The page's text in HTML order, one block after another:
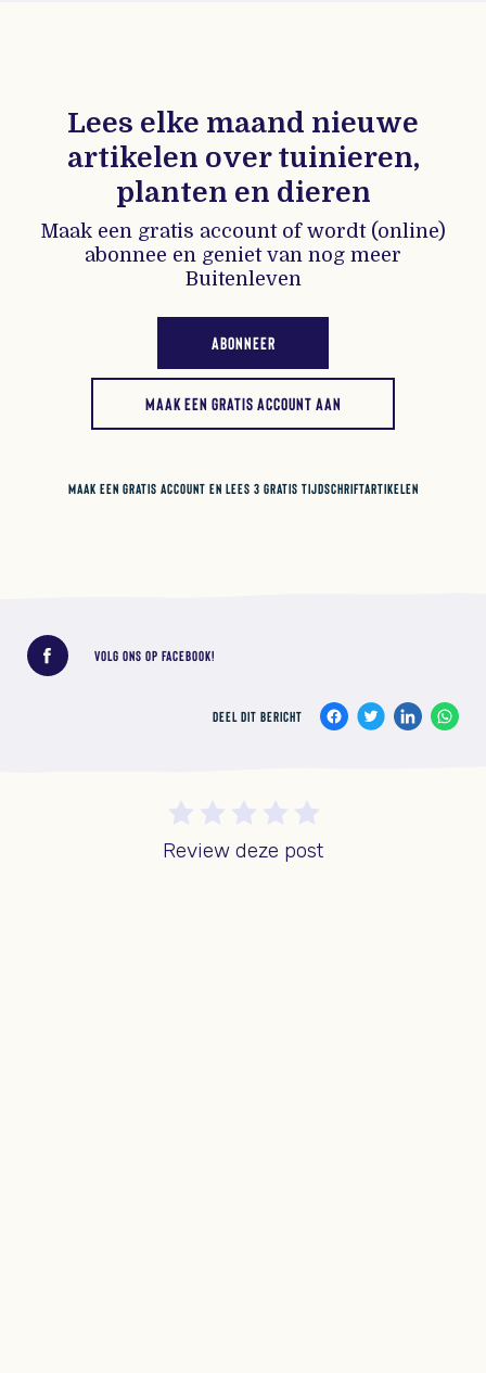
Lees elke maand nieuwe
artikelen over tuinieren,
planten en dieren
Maak een gratis account of wordt (online)
abonnee en geniet van nog meer
Buitenleven
ABONNEER
MAAK EEN GRATIS ACCOUNT AAN
MAAK EEN GRATIS ACCOUNT EN LEES 3 GRATIS TIJDSCHRIFTARTIKELEN
VOLG ONS OP FACEBOOK!
DEEL DIT BERICHT
Review deze post